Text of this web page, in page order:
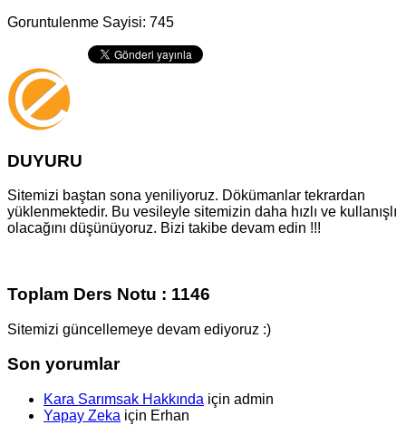
Goruntulenme Sayisi: 745
DUYURU
Sitemizi baştan sona yeniliyoruz. Dökümanlar tekrardan
yüklenmektedir. Bu vesileyle sitemizin daha hızlı ve kullanışlı
olacağını düşünüyoruz. Bizi takibe devam edin !!!
Toplam Ders Notu : 1146
Sitemizi güncellemeye devam ediyoruz :)
Son yorumlar
Kara Sarımsak Hakkında için admin
Yapay Zeka için Erhan